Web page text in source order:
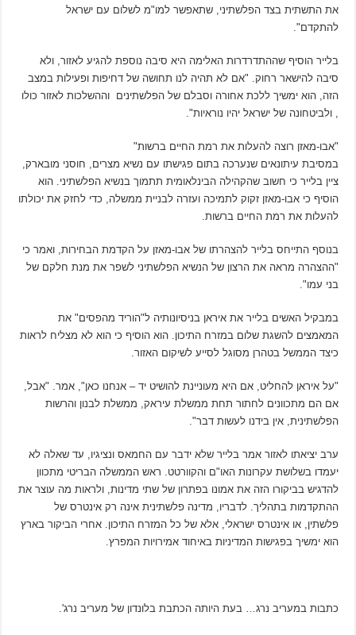
את התשתית בצד הפלשתיני, שתאפשר למו"מ לשלום עם ישראל
להתקדם".
בלייר הוסיף שההתדרדרות האלימה היא סיבה נוספת להגיע לאזור, ולא
סיבה להישאר רחוק. "אם לא תהיה לנו תחושה של דחיפות ופעילות במצב
הזה, הוא ימשיך ללכת אחורה וסבלם של הפלשתינים וההשלכות לאזור כולו
, ולביטחונה של ישראל יהיו נוראיות".
"אבו-מאזן רוצה להעלות את רמת החיים ברשות"
במסיבת עיתונאים שנערכה בתום פגישתו עם נשיא מצרים, חוסני מובארק,
ציין בלייר כי חשוב שהקהילה הבינלאומית תתמוך בנשיא הפלשתיני. הוא
הוסיף כי אבו-מאזן זקוק לתמיכה ועזרה לבניית ממשלה, כדי לחזק את יכולתו
להעלות את רמת החיים ברשות.
בנוסף התייחס בלייר להצהרתו של אבו-מאזן על הקדמת הבחירות, ואמר כי
"ההצהרה מראה את הרצון של הנשיא הפלשתיני לשפר את מנת חלקם של
בני עמו".
במבקיל האשים בלייר את איראן בניסיונותיה ל"הוריד מהפסים" את
המאמצים להשגת שלום במזרח התיכון. הוא הוסיף כי הוא לא מצליח לראות
כיצד הממשל בטהרן מסוגל לסייע לשיקום האזור.
"על איראן להחליט, אם היא מעוניינת להושיט יד – אנחנו כאן", אמר. "אבל,
אם הם מתכוונים לחתור תחת ממשלת עיראק, ממשלת לבנון והרשות
הפלשתינית, אין בידנו לעשות דבר".
ערב יציאתו לאזור אמר בלייר שלא ידבר עם החמאס ונציגיו, עד שאלה לא
יעמדו בשלושת עקרונות האו"ם והקוורטט. ראש הממשלה הבריטי מתכוון
להדגיש בביקורו הזה את אמונו בפתרון של שתי מדינות, ולראות מה עוצר את
ההתקדמות בתהליך. לדבריו, מדינה פלשתינית אינה רק אינטרס של
פלשתין, או אינטרס ישראלי, אלא של כל המזרח התיכון. אחרי הביקור בארץ
הוא ימשיך בפגישות המדיניות באיחוד אמירויות המפרץ.
‫כתבות במעריב נרג… בעת היותה הכתבת בלונדון של מעריב נרג'.‬‬